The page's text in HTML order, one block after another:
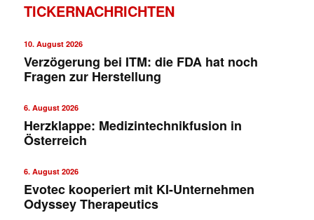
TICKERNACHRICHTEN
10. August 2026
Verzögerung bei ITM: die FDA hat noch
Fragen zur Herstellung
6. August 2026
Herzklappe: Medizintechnikfusion in
Österreich
6. August 2026
Evotec kooperiert mit KI-Unternehmen
Odyssey Therapeutics